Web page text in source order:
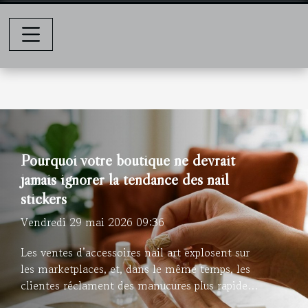
Pourquoi votre boutique ne devrait
jamais ignorer la tendance des nail
stickers
Vendredi 29 mai 2026 09:36
Les ventes d’accessoires nail art explosent sur
les marketplaces, et, dans le même temps, les
clientes réclament des manucures plus rapides,
plus nettes, et moins coûteuses que les